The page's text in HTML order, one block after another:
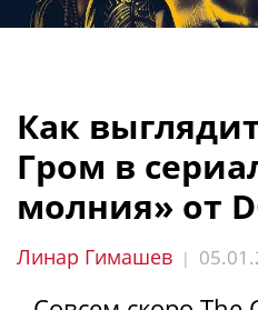
Как
Гром в
молния» от
Линар Гимашев |